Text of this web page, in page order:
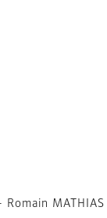
MATHIAS